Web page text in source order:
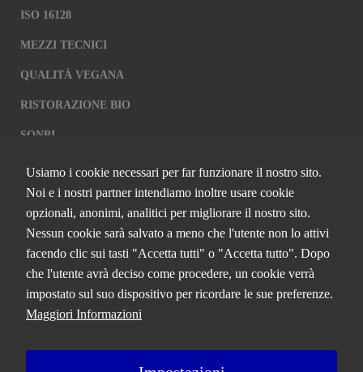
ISO 16128
MEZZI TECNICI
QUALITÀ VEGANA
RISTORAZIONE BIO
SQNPI
QCERTIFICAZIONI S.R.L. A SOCIO
UNICO
Via Paolo Frajese, 37 – 53100 Siena
tel. +39 0577 327234 - fax +39 0577 329907 -
Capitale Sociale € 90.000,00 i.v.
Iscrizione Registro delle imprese di Siena n. 01273640522, REA n.
Usiamo i cookie necessari per far funzionare il nostro sito.
Noi e i nostri partner intendiamo inoltre usare cookie
opzionali, anonimi, analitici per migliorare il nostro sito.
Nessun cookie sarà salvato a meno che l'utente non lo attivi
facendo clic sui tasti "Accetta tutti" o "Accetta tutto". Dopo
che l'utente avrà deciso come procedere, un cookie verrà
impostato sul suo dispositivo per ricordare le sue preferenze.
Maggiori Informazioni